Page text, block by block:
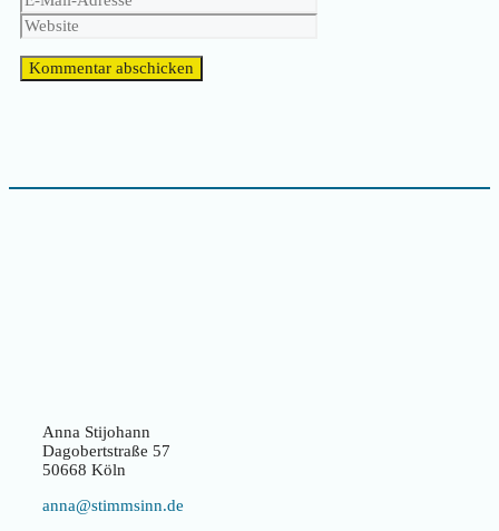
Anna Stijohann
Dagobertstraße 57
50668 Köln
anna@stimmsinn.de